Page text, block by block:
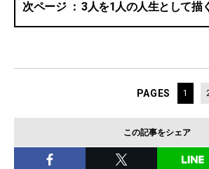
3人を1人の人生として描く
PAGES 1
この記事をシェア